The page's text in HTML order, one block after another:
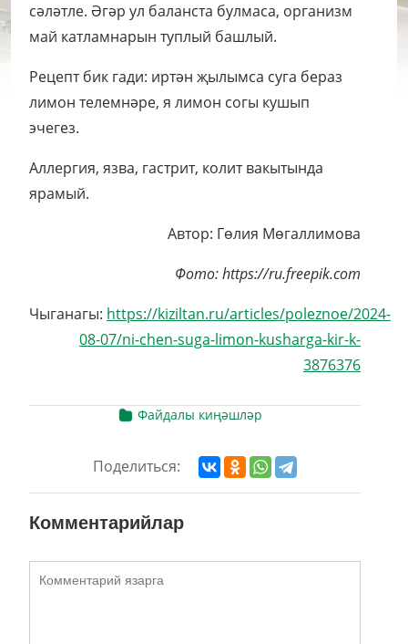
сәләтле. Әгәр ул баланста булмаса, организм
май катламнарын туплый башлый.
Рецепт бик гади: иртән җылымса суга бераз
лимон телемнәре, я лимон согы кушып
эчегез.
Аллергия, язва, гастрит, колит вакытында
ярамый.
Автор: Гөлия Мөгаллимова
Фото: https://ru.freepik.com
Чыганагы: https://kiziltan.ru/articles/poleznoe/2024-
08-07/ni-chen-suga-limon-kusharga-kir-k-
3876376
Файдалы киңәшләр
Поделиться:
Комментарийлар